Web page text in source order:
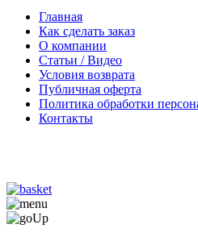
Главная
Как сделать заказ
О компании
Статьи / Видео
Условия возврата
Публичная оферта
Политика обработки
Контакты